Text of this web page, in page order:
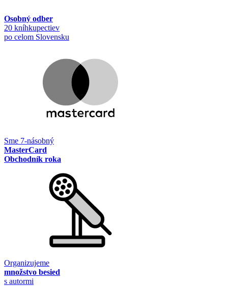
Osobný odber
20 kníhkupectiev
po celom Slovensku
Sme 7-násobný
MasterCard
Obchodník roka
Organizujeme
množstvo besied
s autormi